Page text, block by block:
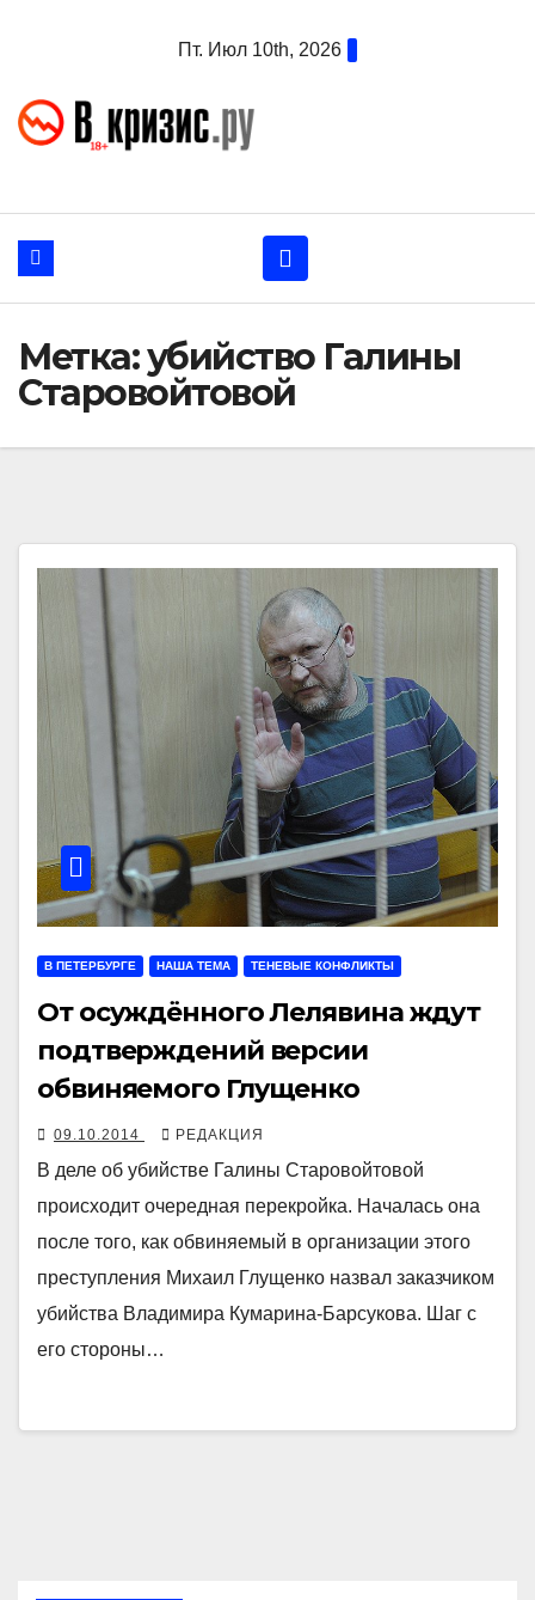
Пт. Июл 10th, 2026
Метка:убийство Галины
Старовойтовой
В ПЕТЕРБУРГЕ НАША ТЕМА ТЕНЕВЫЕ КОНФЛИКТЫ
От осуждённого Лелявина ждут
подтверждений версии
обвиняемого Глущенко
09.10.2014 РЕДАКЦИЯ
В деле об убийстве Галины Старовойтовой
происходит очередная перекройка. Началась она
после того, как обвиняемый в организации этого
преступления Михаил Глущенко назвал заказчиком
убийства Владимира Кумарина-Барсукова. Шаг с
его стороны…